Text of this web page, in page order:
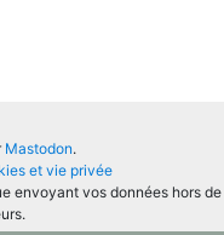
Mastodon.
et vie privée
envoyant vos données hors de